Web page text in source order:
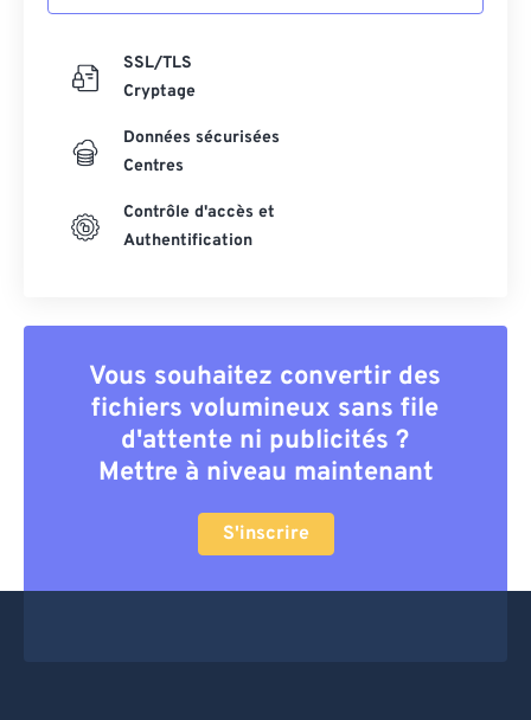
SSL/TLS
Cryptage
Données sécurisées
Centres
Contrôle d'accès et
Authentification
Vous souhaitez convertir des
fichiers volumineux sans file
d'attente ni publicités ?
Mettre à niveau maintenant
S'inscrire